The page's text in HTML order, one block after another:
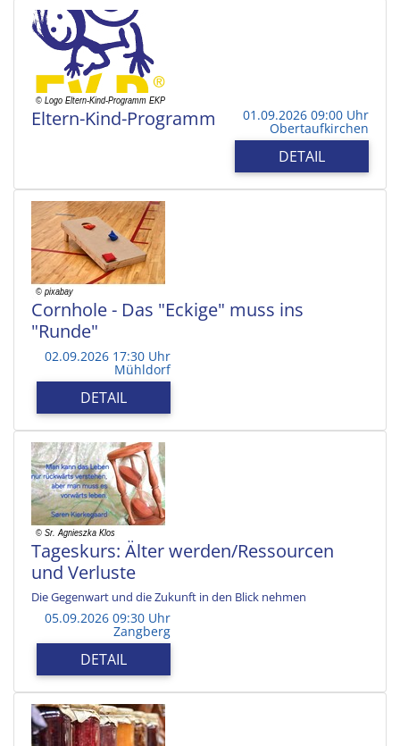
Eltern-Kind-Programm 01.09.2026 09:00 Uhr
Obertaufkirchen
DETAIL
Cornhole - Das "Eckige" muss ins
"Runde"
02.09.2026 17:30 Uhr
Mühldorf
DETAIL
Tageskurs: Älter werden/Ressourcen
und Verluste
Die Gegenwart und die Zukunft in den Blick nehmen
05.09.2026 09:30 Uhr
Zangberg
DETAIL